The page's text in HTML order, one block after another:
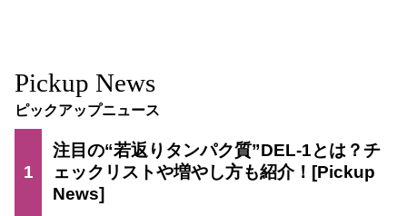
Pickup News
ピックアップニュース
1
注目の“若返りタンパク質”DEL-1とは？チ
ェックリストや増やし方も紹介！